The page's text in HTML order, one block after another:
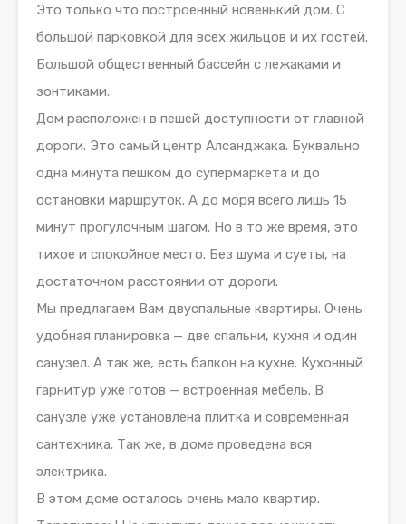
Это только что построенный новенький дом. С
большой парковкой для всех жильцов и их гостей.
Большой общественный бассейн с лежаками и
зонтиками.
Дом расположен в пешей доступности от главной
дороги. Это самый центр Алсанджака. Буквально
одна минута пешком до супермаркета и до
остановки маршруток. А до моря всего лишь 15
минут прогулочным шагом. Но в то же время, это
тихое и спокойное место. Без шума и суеты, на
достаточном расстоянии от дороги.
Мы предлагаем Вам двуспальные квартиры. Очень
удобная планировка — две спальни, кухня и один
санузел. А так же, есть балкон на кухне. Кухонный
гарнитур уже готов — встроенная мебель. В
санузле уже установлена плитка и современная
сантехника. Так же, в доме проведена вся
электрика.
В этом доме осталось очень мало квартир.